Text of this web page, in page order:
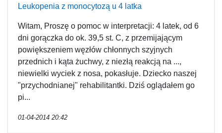
Leukopenia z monocytozą u 4 latka
Witam, Proszę o pomoc w interpretacji: 4 latek, od 6
dni gorączka do ok. 39,5 st. C, z przemijającym
powiększeniem węzłów chłonnych szyjnych
przednich i kąta żuchwy, z niezłą reakcją na ...,
niewielki wyciek z nosa, pokasłuje. Dziecko naszej
"przychodnianej" rehabilitantki. Dziś oglądałem go
pi...
01-04-2014 20:42